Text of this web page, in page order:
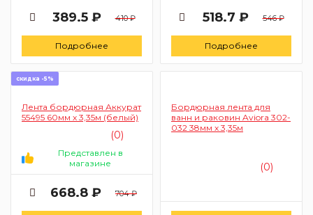
389.5 ₽ 410 ₽
Подробнее
518.7 ₽ 546 ₽
Подробнее
скидка -5%
Лента бордюрная Аккурат
55495 60мм х 3,35м (белый)
(0)
Представлен в
магазине
668.8 ₽ 704 ₽
Бордюрная лента для
ванн и раковин Aviora 302-
032 38мм х 3,35м
(0)